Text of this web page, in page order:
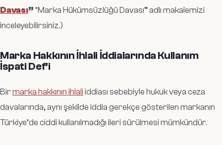
Davası” “Marka Hükümsüzlüğü Davası” adlı makalemizi
inceleyebilirsiniz.)
Marka Hakkının İhlali İddialarında Kullanım
İspati Def’i
Bir marka hakkının ihlali iddiası sebebiyle hukuk veya ceza
davalarında, aynı şekilde iddia gerekçe gösterilen markanın
Türkiye’de ciddi kullanılmadığı ileri sürülmesi mümkündür.